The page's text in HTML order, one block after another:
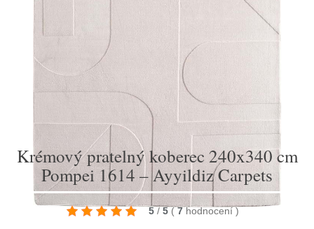
Krémový pratelný koberec 240x340 cm
Pompei 1614 – Ayyildiz Carpets
5 / 5 ( 7 hodnocení)